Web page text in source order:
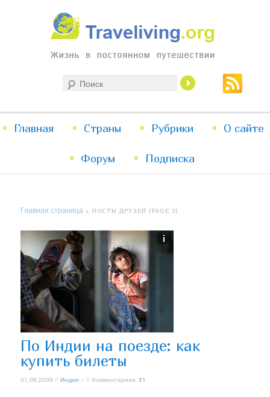
Traveliving
Жизнь в постоянном путешествии
меню
Перейти
к
Перейти
к
Главная Страны Рубрики О сайте
Форум Подписка
Главная страница » ПОСТЫ ДРУЗЕЙ (PAGE 3)
По Индии на поезде: как
купить билеты
01.06.2009 //Индия » // Комментариев:31